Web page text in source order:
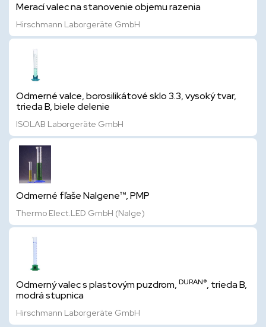
Merací valec na stanovenie objemu razenia
Hirschmann Laborgeräte GmbH
Odmerné valce, borosilikátové sklo 3.3, vysoký tvar,
trieda B, biele delenie
ISOLAB Laborgeräte GmbH
Odmerné fľaše Nalgene™, PMP
Thermo Elect.LED GmbH (Nalge)
Odmerný valec s plastovým puzdrom, DURAN®, trieda B,
modrá stupnica
Hirschmann Laborgeräte GmbH